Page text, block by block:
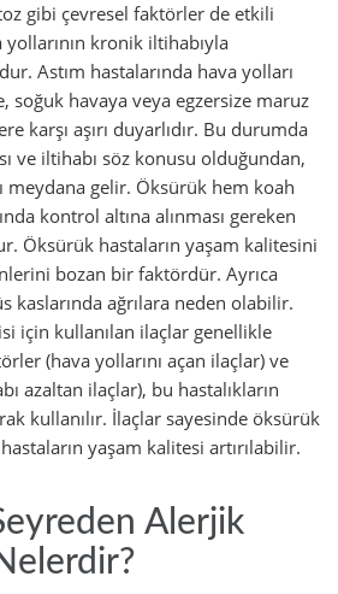
gibi çevresel faktörler de etkili
kronik iltihabıyla
Astım hastalarında hava yolları
soğuk havaya veya egzersize maruz
karşı aşırı duyarlıdır. Bu durumda
ve iltihabı söz konusu olduğundan,
meydana gelir. Öksürük hem koah
kontrol altına alınması gereken
Öksürük hastaların yaşam kalitesini
bozan bir faktördür. Ayrıca
kaslarında ağrılara neden olabilir.
için kullanılan ilaçlar genellikle
(hava yollarını açan ilaçlar) ve
azaltan ilaçlar), bu hastalıkların
kullanılır. İlaçlar sayesinde öksürük
yaşam kalitesi artırılabilir.
Alerjik